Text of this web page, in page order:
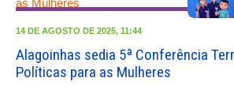
14 DE AGOSTO DE 2025, 11:44
Alagoinhas sedia 5ª Conferência
Políticas para as Mulheres